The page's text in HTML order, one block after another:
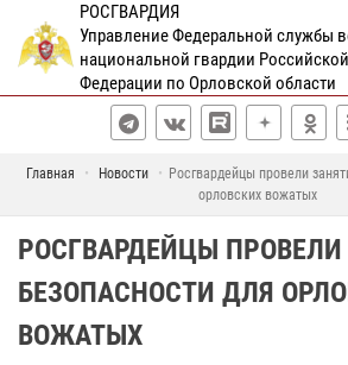
РОСГВАРДИЯ
Управление Федеральной службы
национальной гвардии Российской
Федерации по Орловской области
Главная Новости
Росгвардейцы провели
орловских вожатых
РОСГВАРДЕЙЦЫ
БЕЗОПАСНОСТИ ДЛЯ
ВОЖАТЫХ